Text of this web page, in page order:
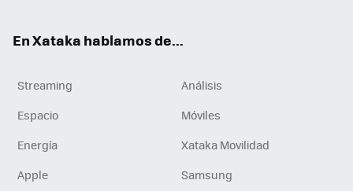
En Xataka hablamos de...
Streaming
Análisis
Espacio
Móviles
Energía
Xataka Movilidad
Apple
Samsung